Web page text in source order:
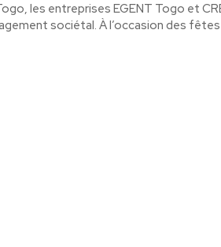
les entreprises EGENT Togo et
sociétal. À l’occasion des fêtes